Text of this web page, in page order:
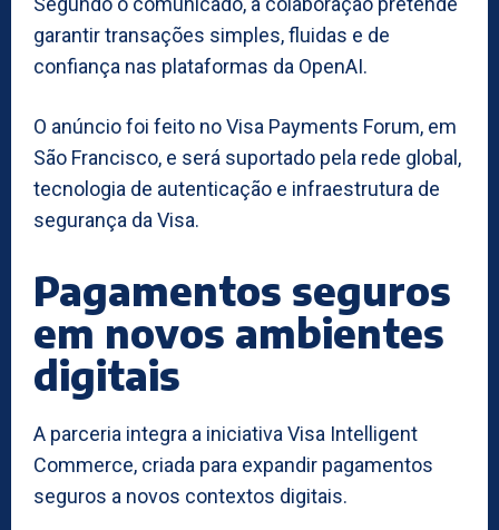
garantir transações simples, fluidas e de
confiança nas plataformas da OpenAI.
O anúncio foi feito no Visa Payments Forum, em
São Francisco, e será suportado pela rede global,
tecnologia de autenticação e infraestrutura de
segurança da Visa.
Pagamentos seguros
em novos ambientes
digitais
A parceria integra a iniciativa Visa Intelligent
Commerce, criada para expandir pagamentos
seguros a novos contextos digitais.